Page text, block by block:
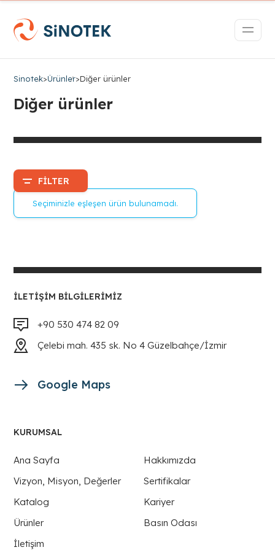
Sinotek>Ürünler>Diğer ürünler
Diğer ürünler
FILTER
Seçiminizle eşleşen ürün bulunamadı.
İLETIŞIM BILGILERIMIZ
+90 530 474 82 09
Çelebi mah. 435 sk. No 4 Güzelbahçe/İzmir
Google Maps
KURUMSAL
Ana Sayfa
Hakkımızda
Vizyon, Misyon, Değerler
Sertifikalar
Katalog
Kariyer
Ürünler
Basın Odası
İletişim